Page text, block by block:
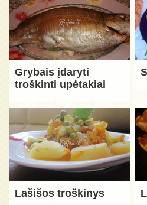
Grybais įdaryti
troškinti upėtakiai
Lašišos troškinys